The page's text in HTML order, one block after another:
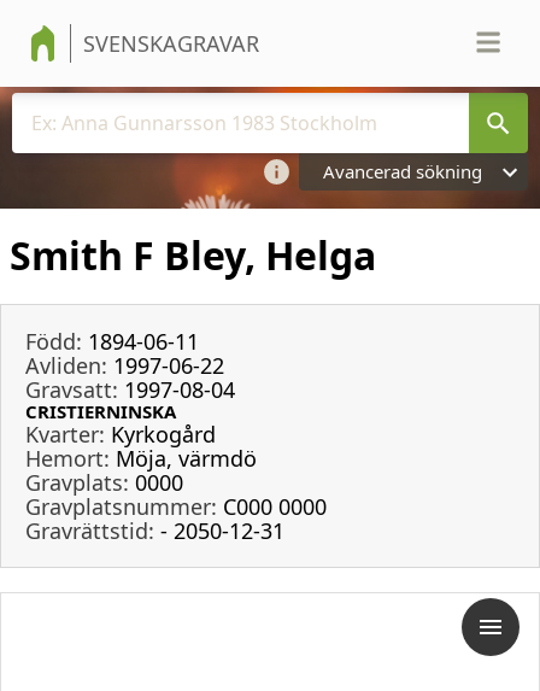
SVENSKAGRAVAR
Avancerad sökning
Smith F Bley, Helga
Född: 1894-06-11
Avliden: 1997-06-22
Gravsatt: 1997-08-04
CRISTIERNINSKA
Kvarter: Kyrkogård
Hemort: Möja, värmdö
Gravplats: 0000
Gravplatsnummer: C000 0000
Gravrättstid: - 2050-12-31